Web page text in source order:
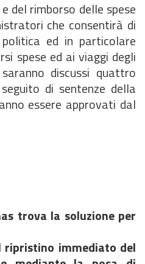
del rimborso delle spese
che consentirà di
ed in particolare
spese ed ai viaggi degli
discussi quattro
di sentenze della
essere approvati dal
trova la soluzione per
ripristino immediato del